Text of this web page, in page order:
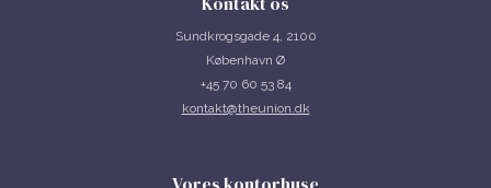
Sundkrogsgade 4, 2100
København Ø
+45 70 60 53 84
kontakt@theunion.dk